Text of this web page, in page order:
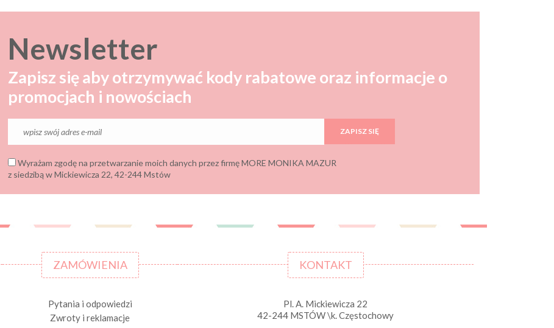
Newsletter
Zapisz się aby otrzymywać kody rabatowe oraz informacje o
promocjach i nowościach
ZAPISZ SIĘ
Wyrażam zgodę na przetwarzanie moich danych przez firmę MORE MONIKA MAZUR
z siedzibą w Mickiewicza 22, 42-244 Mstów
ZAMÓWIENIA
Pytania i odpowiedzi
Zwroty i reklamacje
KONTAKT
Pl. A. Mickiewicza 22
42-244 MSTÓW \k. Częstochowy